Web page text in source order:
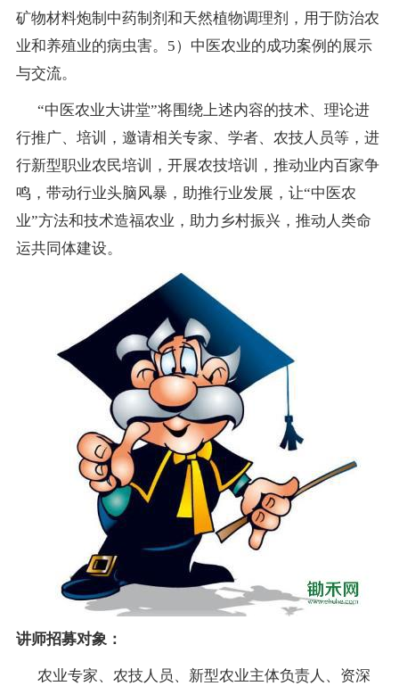
矿物材料炮制中药制剂和天然植物调理剂，用于防治农
业和养殖业的病虫害。5）中医农业的成功案例的展示
与交流。
“中医农业大讲堂”将围绕上述内容的技术、理论进
行推广、培训，邀请相关专家、学者、农技人员等，进
行新型职业农民培训，开展农技培训，推动业内百家争
鸣，带动行业头脑风暴，助推行业发展，让“中医农
业”方法和技术造福农业，助力乡村振兴，推动人类命
运共同体建设。
讲师招募对象：
农业专家、农技人员、新型农业主体负责人、资深